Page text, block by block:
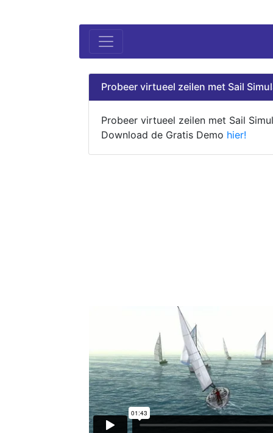
Probeer virtueel zeilen met Sail
Probeer virtueel zeilen met Sail
Download de Gratis Demo hier!